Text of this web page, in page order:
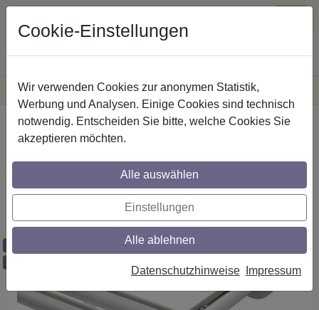
VersandkostenfreieLieferung innerhalb Deutschlands
Sichere Zahlung
Startseite Innenlaufstangen Aluminium / Metall
Gardinenstangen mit Innenlauf aus
Aluminium / Metall in 20 mm Ø, 2-läufig,
Modell SITENO - Sitra Weiß
Cookie-Einstellungen
Wir verwenden Cookies zur anonymen Statistik,
Werbung und Analysen. Einige Cookies sind technisch
notwendig. Entscheiden Sie bitte, welche Cookies Sie
akzeptieren möchten.
Alle auswählen
Einstellungen
Alle ablehnen
Datenschutzhinweise Impressum